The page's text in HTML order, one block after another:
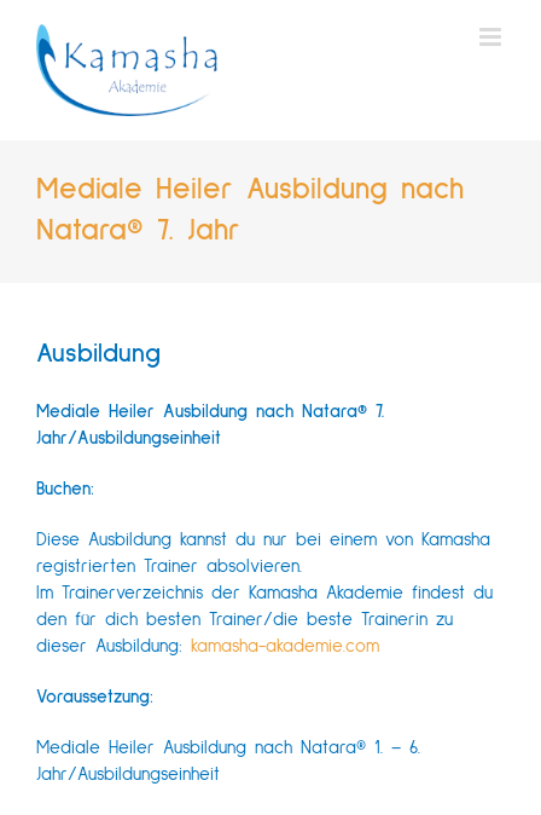
Inhalt
springen
Mediale Heiler Ausbildung nach
Natara® 7. Jahr
Ausbildung
Mediale Heiler Ausbildung nach Natara® 7.
Jahr/Ausbildungseinheit
Buchen:
Diese Ausbildung kannst du nur bei einem von Kamasha
registrierten Trainer absolvieren.
Im Trainerverzeichnis der Kamasha Akademie findest du
den für dich besten Trainer/die beste Trainerin zu
dieser Ausbildung: kamasha-akademie.com
Voraussetzung:
Mediale Heiler Ausbildung nach Natara® 1. – 6.
Jahr/Ausbildungseinheit